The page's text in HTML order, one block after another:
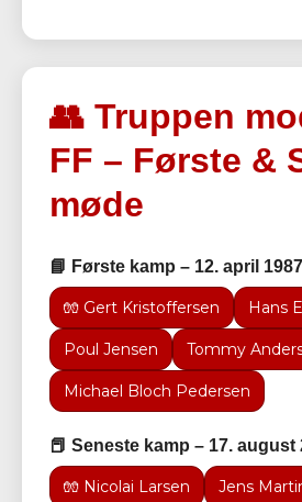
👥 Truppen
FF – Første &
møde
📘 Første kamp – 12. april
🧤 Gert Kristoffersen Hans
Poul Jensen Tommy
Michael Bloch Pedersen
📕 Seneste kamp – 17. august
🧤 Nicolai Larsen Jens